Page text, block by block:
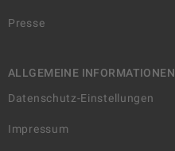
Presse
ALLGEMEINE INFORMATIONEN
Datenschutz-Einstellungen
Impressum